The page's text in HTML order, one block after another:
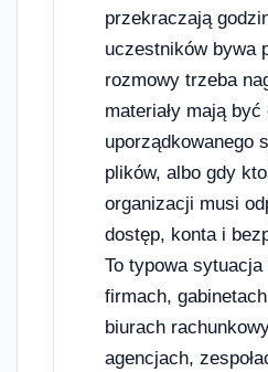
przekraczają
uczestników bywa
rozmowy trzeba
materiały mają
uporządkowanego
plików, albo gdy
organizacji musi
dostęp, konta i
To typowa sytuacja
firmach,
biurach
agencjach,